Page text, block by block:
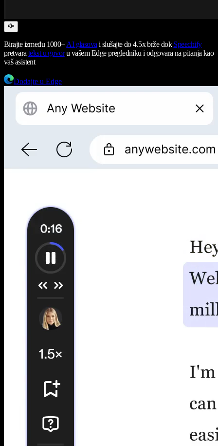
Birajte između 1000+AI glasova i slušajte do 4.5x brže dokSpeechify
pretvara tekst u govoru vašem Edge pregledniku i odgovara na pitanja kao
vaš asistent
Dodajte u Edge